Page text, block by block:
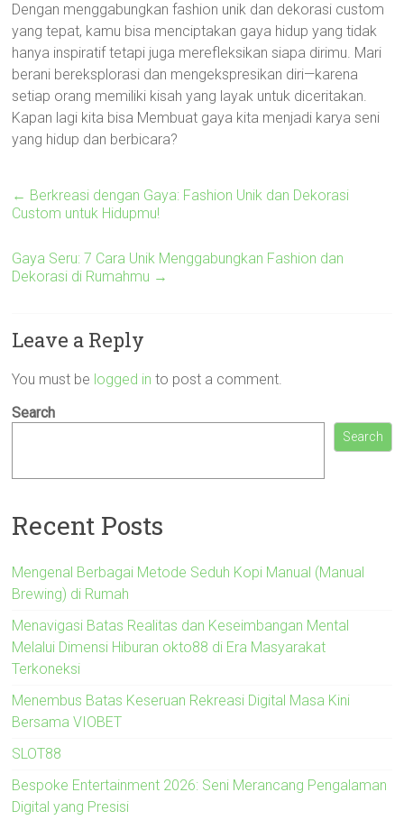
Dengan menggabungkan fashion unik dan dekorasi custom
yang tepat, kamu bisa menciptakan gaya hidup yang tidak
hanya inspiratif tetapi juga merefleksikan siapa dirimu. Mari
berani bereksplorasi dan mengekspresikan diri—karena
setiap orang memiliki kisah yang layak untuk diceritakan.
Kapan lagi kita bisa Membuat gaya kita menjadi karya seni
yang hidup dan berbicara?
← Berkreasi dengan Gaya: Fashion Unik dan Dekorasi
Custom untuk Hidupmu!
Gaya Seru: 7 Cara Unik Menggabungkan Fashion dan
Dekorasi di Rumahmu →
Leave a Reply
You must be logged in to post a comment.
Search
Search
Recent Posts
Mengenal Berbagai Metode Seduh Kopi Manual (Manual
Brewing) di Rumah
Menavigasi Batas Realitas dan Keseimbangan Mental
Melalui Dimensi Hiburan okto88 di Era Masyarakat
Terkoneksi
Menembus Batas Keseruan Rekreasi Digital Masa Kini
Bersama VIOBET
SLOT88
Bespoke Entertainment 2026: Seni Merancang Pengalaman
Digital yang Presisi